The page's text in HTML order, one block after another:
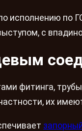
исполнению по
с
фитинга,
их